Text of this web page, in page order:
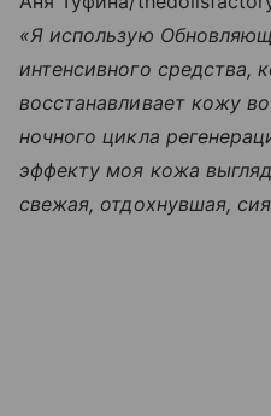
«Я использую
интенсивного средства,
восстанавливает кожу
ночного цикла
эффекту моя кожа
свежая, отдохнувшая,